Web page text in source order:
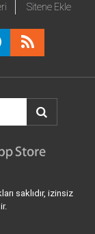
Sitene Ekle
saklıdır, izinsiz